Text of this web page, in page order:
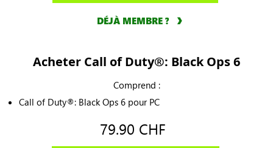
DÉJÀ MEMBRE ?
Acheter Call of Duty®: Black Ops 6
Comprend :
Call of Duty®: Black Ops 6 pour PC
79.90 CHF